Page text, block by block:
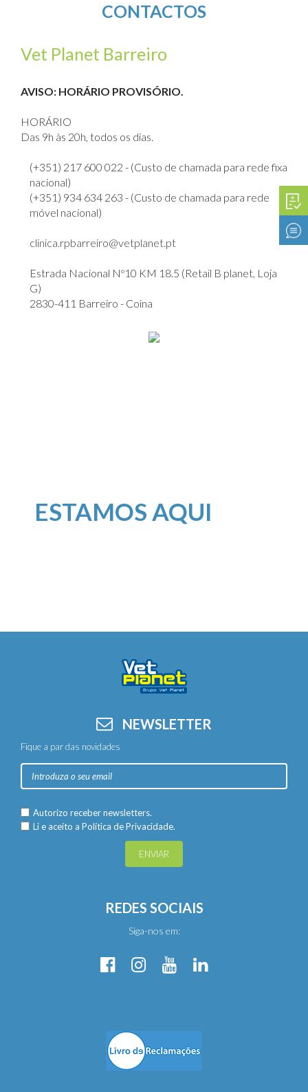
CONTACTOS
Vet Planet Barreiro
AVISO: HORÁRIO PROVISÓRIO.
HORÁRIO
Das 9h às 20h, todos os dias.
(+351) 217 600 022 - (Custo de chamada para rede fixa
nacional)
(+351) 934 634 263 - (Custo de chamada para rede
móvel nacional)
clinica.rpbarreiro@vetplanet.pt
Estrada Nacional Nº10 KM 18.5 (Retail B planet, Loja
G)
2830-411 Barreiro - Coina
ESTAMOS AQUI
NEWSLETTER
Fique a par das novidades
Autorizo receber newsletters.
Li e aceito a Política de Privacidade.
ENVIAR
REDES SOCIAIS
Siga-nos em: